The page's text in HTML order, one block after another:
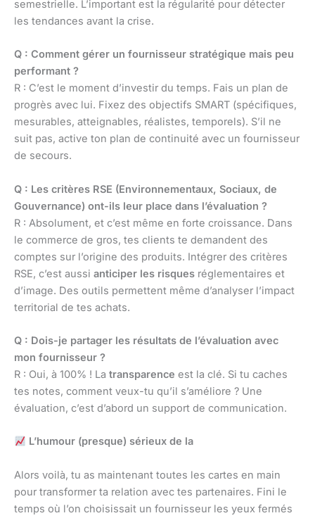
semestrielle. L’important est la régularité pour détecter
les tendances avant la crise.
Q : Comment gérer un fournisseur stratégique mais peu
performant ?
R : C’est le moment d’investir du temps. Fais un plan de
progrès avec lui. Fixez des objectifs SMART (spécifiques,
mesurables, atteignables, réalistes, temporels). S’il ne
suit pas, active ton plan de continuité avec un fournisseur
de secours.
Q : Les critères RSE (Environnementaux, Sociaux, de
Gouvernance) ont-ils leur place dans l’évaluation ?
R : Absolument, et c’est même en forte croissance. Dans
le commerce de gros, tes clients te demandent des
comptes sur l’origine des produits. Intégrer des critères
RSE, c’est aussi anticiper les risques réglementaires et
d’image. Des outils permettent même d’analyser l’impact
territorial de tes achats.
Q : Dois-je partager les résultats de l’évaluation avec
mon fournisseur ?
R : Oui, à 100% ! La transparence est la clé. Si tu caches
tes notes, comment veux-tu qu’il s’améliore ? Une
évaluation, c’est d’abord un support de communication.
L’humour (presque) sérieux de la
Alors voilà, tu as maintenant toutes les cartes en main
pour transformer ta relation avec tes partenaires. Fini le
temps où l’on choisissait un fournisseur les yeux fermés